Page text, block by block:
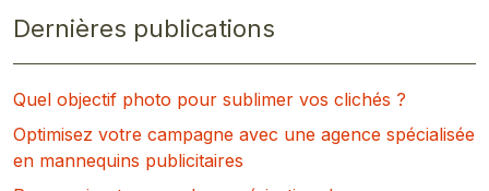
Dernières publications
Quel objectif photo pour sublimer vos clichés ?
Optimisez votre campagne avec une agence spécialisée
en mannequins publicitaires